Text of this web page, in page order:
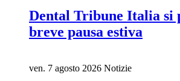
Dental Tribune Italia si
breve pausa estiva
ven. 7 agosto 2026 Notizie